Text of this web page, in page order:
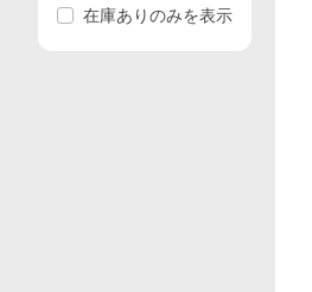
在庫ありのみを表示